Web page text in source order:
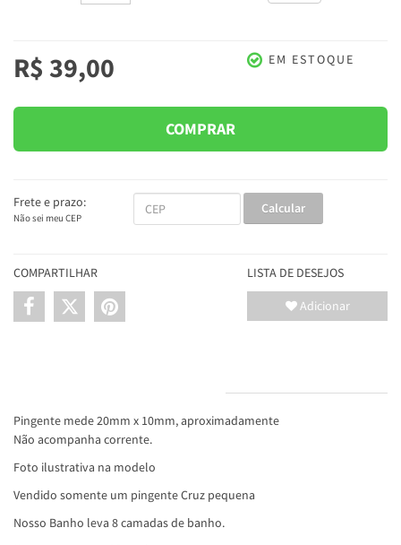
R$ 39,00 EM ESTOQUE
COMPRAR
Frete e prazo:
Não sei meu CEP
Calcular
COMPARTILHAR LISTA DE DESEJOS
Adicionar
Pingente mede 20mm x 10mm, aproximadamente
Não acompanha corrente.
Foto ilustrativa na modelo
Vendido somente um pingente Cruz pequena
Nosso Banho leva 8 camadas de banho.